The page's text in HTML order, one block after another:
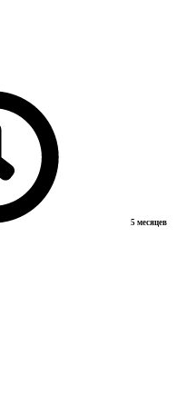
5 месяцев